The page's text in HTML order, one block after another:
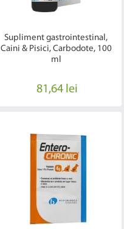
Supliment gastrointestinal,
Caini & Pisici, Carbodote, 100
ml
81,64 lei